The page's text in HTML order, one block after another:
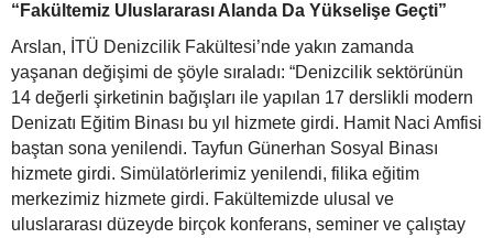
“Fakültemiz Uluslararası Alanda Da Yükselişe Geçti”
Arslan, İTÜ Denizcilik Fakültesi’nde yakın zamanda
yaşanan değişimi de şöyle sıraladı: “Denizcilik sektörünün
14 değerli şirketinin bağışları ile yapılan 17 derslikli modern
Denizatı Eğitim Binası bu yıl hizmete girdi. Hamit Naci Amfisi
baştan sona yenilendi. Tayfun Günerhan Sosyal Binası
hizmete girdi. Simülatörlerimiz yenilendi, filika eğitim
merkezimiz hizmete girdi. Fakültemizde ulusal ve
uluslararası düzeyde birçok konferans, seminer ve çalıştay